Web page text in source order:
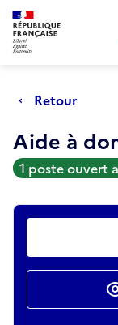
Aller au menu
Retour
Aide à
1 poste ouvert
Actions
Retour au début de
Panneau de